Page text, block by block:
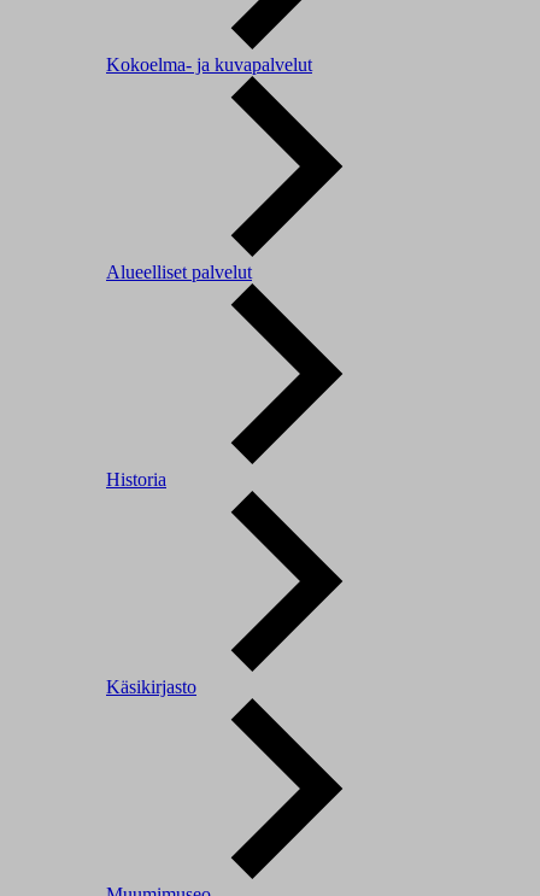
Kokoelma- ja kuvapalvelut
Alueelliset palvelut
Historia
Käsikirjasto